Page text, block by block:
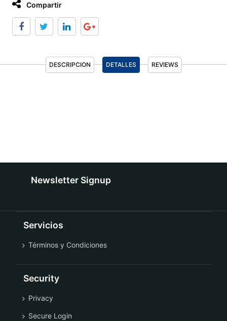
Compartir
DESCRIPCION DETALLES REVIEWS
Newsletter Signup
Servicios
Términos y Condiciones
Security
Privacy
Secure Login